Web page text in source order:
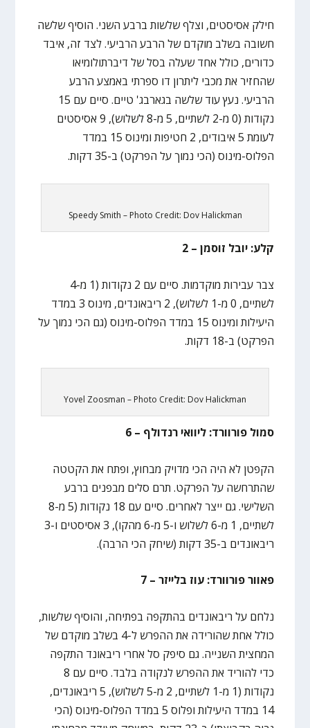
חילק אסיסטים, וצלף שלשות ברבע השני. הוסיף שלשה
חשובה בשלב מוקדם של הרבע הרביעי. לצד זה, איבד
כדורים, כולל אחד שעלה בסל של דיברתולומיאו
שהחזיר את מכבי ליתרון דו ספרתי באמצע הרבע
הרביעי. נעץ עוד שלשה בגארבג' טיים. סיים עם 15
נקודות (0 מ-2 לשתיים, 5 מ-8 לשלוש), 9 אסיסטים
לעומת 5 איבודים, 2 חטיפות ומינוס 15 במדד
הפלוס-מינוס (הכי נמוך על הפרקט) ב-35 דקות.
Speedy Smith – Photo Credit: Dov Halickman
קלע: יובל זוסמן – 2
צבר עבירות מוקדמות. סיים עם 2 נקודות (1 מ-4
לשתיים, 0 מ-1 לשלוש), 2 ריבאונדים, מינוס 3 במדד
היעילות ומינוס 15 במדד הפלוס-מינוס (גם הכי נמוך על
הפרקט) ב-18 דקות.
Yovel Zoosman – Photo Credit: Dov Halickman
סמול פורוורד: ליוואי רנדולף – 6
הקפטן לא היה הכי מדויק מבחוץ, ופתח את הקטטה
שהתרחשה על הפרקט. תרם סלים מבפנים ברבע
השלישי. גם ייצר לאחרים. סיים עם 18 נקודות (5 מ-8
לשתיים, 1 מ-6 לשלוש ו-5 מ-6 מהקו), 3 אסיסטים ו-3
ריבאונדים ב-35 דקות (שיחק הכי הרבה).
פאוור פורוורד: עוז בלייזר – 7
נלחם על ריבאונדים בהתקפה בפתיחה, והוסיף שלשות,
כולל אחת שהורידה את ההפרש ל-4 בשלב מוקדם של
המחצית השנייה. גם סיפק סל אחרי ריבאונד התקפה
כדי להוריד את ההפרש לנקודה בלבד. סיים עם 8
נקודות (1 מ-1 לשתיים, 2 מ-5 לשלוש), 5 ריבאונדים,
14 במדד היעילות ופלוס 5 במדד הפלוס-מינוס (הכי